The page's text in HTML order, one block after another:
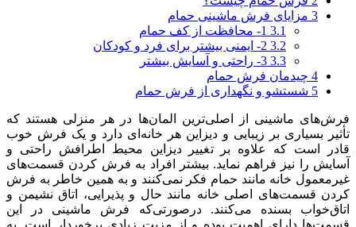
3 مزایای فرش ماشینی حمام
3.1 1- محافظت از کف حمام
3.2 2- ایمنی بیشتر برای فرد و کودکان
3.3 3- راحتی و آسایش بیشتر
4 چیدمان فرش حمام
5 شستشو و نگهداری از فرش حمام
فرش‌های ماشینی از اصلی‌ترین المان‌ها در هر منزلی هستند که
تأثیر بسیاری بر زیبایی و دیزاین هر خانه‌ای دارد و یک فرش خوب
قادر است که علاوه بر تغییر دیزاین محیط اطرافش راحتی و
آسایش را نیز فراهم نماید. بیشتر افراد به فرش کردن قسمت‌های
غیرمعمول خانه مانند حمام فکر نمی‌کنند و به همین خاطر به فرش
کردن قسمت‌های اصلی خانه مانند حال و پذیرایی، اتاق نشیمن و
اتاق‌خواب بسنده می‌کنند. درصورتی‌که فرش ماشینی در این
قسمت‌ها دارای اهمیت بوده و از مزیت زیادی برخوردار است. به